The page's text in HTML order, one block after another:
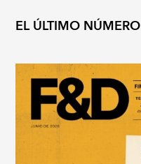
EL ÚLTIMO NÚMERO